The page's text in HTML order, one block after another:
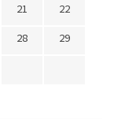
21
22
28
29